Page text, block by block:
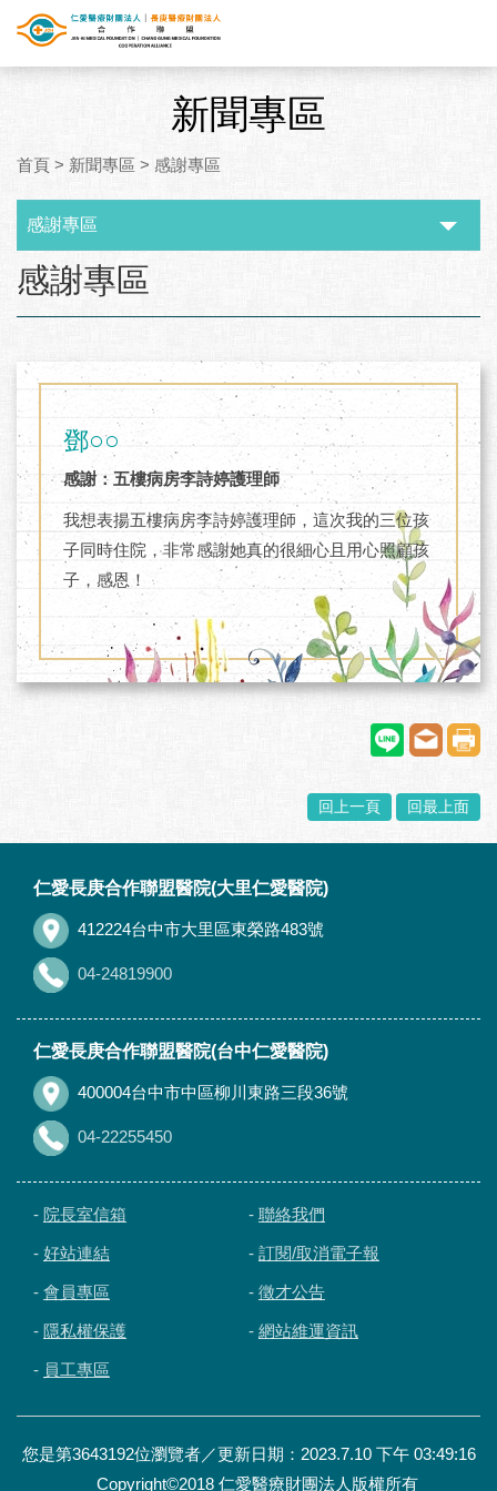
新聞專區
首頁 > 新聞專區 > 感謝專區
感謝專區
感謝專區
鄧○○
感謝：五樓病房李詩婷護理師
我想表揚五樓病房李詩婷護理師，這次我的三位孩
子同時住院，非常感謝她真的很細心且用心照顧孩
子，感恩！
回上一頁 回最上面
仁愛長庚合作聯盟醫院(大里仁愛醫院)
412224台中市大里區東榮路483號
04-24819900
仁愛長庚合作聯盟醫院(台中仁愛醫院)
400004台中市中區柳川東路三段36號
04-22255450
- 院長室信箱 - 聯絡我們
- 好站連結 - 訂閱/取消電子報
- 會員專區 - 徵才公告
- 隱私權保護 - 網站維運資訊
- 員工專區
您是第3643192位瀏覽者／更新日期：2023.7.10 下午 03:49:16
Copyright©2018 仁愛醫療財團法人版權所有